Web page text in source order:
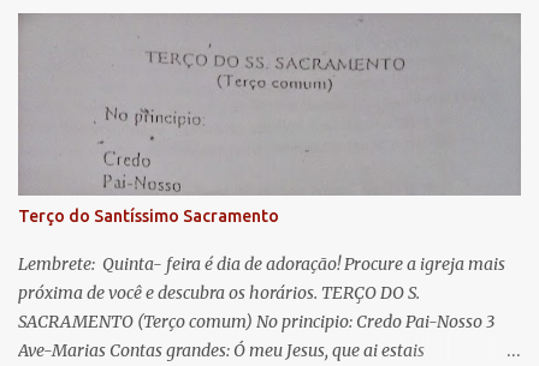
lágrimas. Eia, pois, Advogada nossa, estes vossos olhos
misericordiosos a nós volvei, e depois deste desterro, mostrai-nos
Jesus. Bendito é o fruto do vosso ventre, ó clemente, ó piedosa, ó
doce e sempre Virgem Maria. Rogai por nós Santa Mãe de Deus.
Para que sejamos dignos das promessas de Cristo. Amém.
Terço do Santíssimo Sacramento
Lembrete: Quinta- feira é dia de adoração! Procure a igreja mais
próxima de você e descubra os horários. TERÇO DO S.
SACRAMENTO (Terço comum) No principio: Credo Pai-Nosso 3
Ave-Marias Contas grandes: Ó meu Jesus, que ai estais